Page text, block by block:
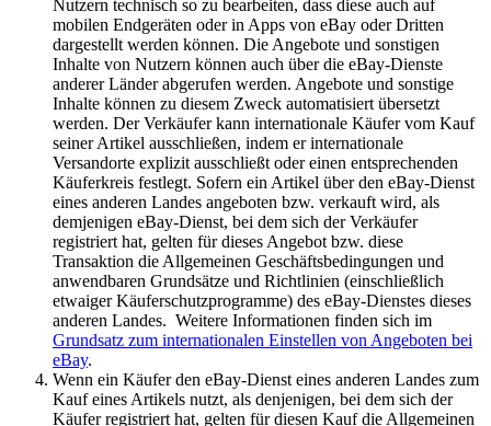
Nutzern technisch so zu bearbeiten, dass diese auch auf
mobilen Endgeräten oder in Apps von eBay oder Dritten
dargestellt werden können. Die Angebote und sonstigen
Inhalte von Nutzern können auch über die eBay-Dienste
anderer Länder abgerufen werden. Angebote und sonstige
Inhalte können zu diesem Zweck automatisiert übersetzt
werden. Der Verkäufer kann internationale Käufer vom Kauf
seiner Artikel ausschließen, indem er internationale
Versandorte explizit ausschließt oder einen entsprechenden
Käuferkreis festlegt. Sofern ein Artikel über den eBay-Dienst
eines anderen Landes angeboten bzw. verkauft wird, als
demjenigen eBay-Dienst, bei dem sich der Verkäufer
registriert hat, gelten für dieses Angebot bzw. diese
Transaktion die Allgemeinen Geschäftsbedingungen und
anwendbaren Grundsätze und Richtlinien (einschließlich
etwaiger Käuferschutzprogramme) des eBay-Dienstes dieses
anderen Landes. Weitere Informationen finden sich im
Grundsatz zum internationalen Einstellen von Angeboten bei
eBay.
Wenn ein Käufer den eBay-Dienst eines anderen Landes zum
Kauf eines Artikels nutzt, als denjenigen, bei dem sich der
Käufer registriert hat, gelten für diesen Kauf die Allgemeinen